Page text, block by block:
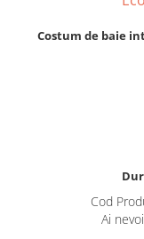
Costum de baie
Cod
Ai